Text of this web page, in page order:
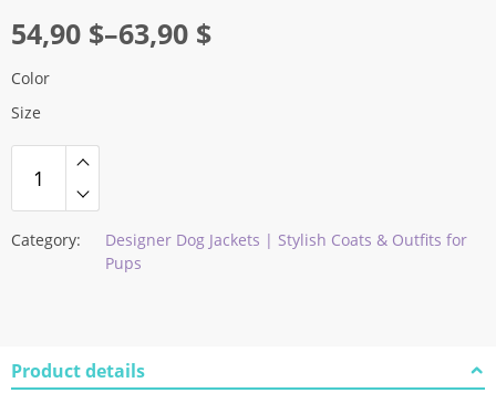
54,90 $–63,90 $
Price
range:
54,90 $
63,90 $
Color
Size
Category:
Designer Dog Jackets | Stylish Coats & Outfits for
Pups
Product details